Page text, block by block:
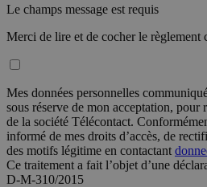
Le champs message est requis
Merci de lire et de cocher le règlement
Mes données personnelles
sous réserve de mon acceptation,
de la société Télécontact.
informé de mes droits d’accès, de
des motifs légitime en contactant
Ce traitement a fait l’objet d’une
D-M-310/2015